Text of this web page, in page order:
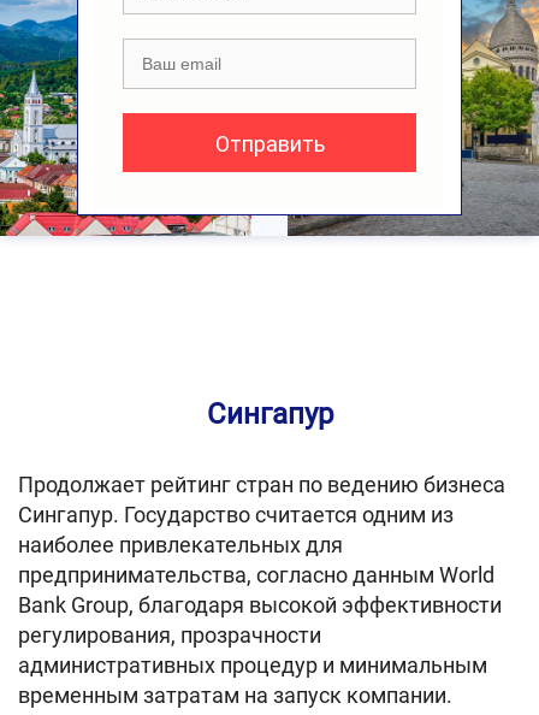
Сингапур
Продолжает рейтинг стран по ведению бизнеса
Сингапур. Государство считается одним из
наиболее привлекательных для
предпринимательства, согласно данным World
Bank Group, благодаря высокой эффективности
регулирования, прозрачности
административных процедур и минимальным
временным затратам на запуск компании.